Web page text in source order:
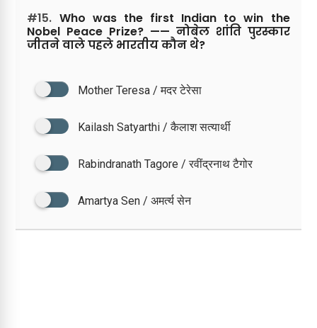
#15. Who was the first Indian to win the
Nobel Peace Prize? —— नोबेल शांति पुरस्कार
जीतने वाले पहले भारतीय कौन थे?
Mother Teresa / मदर टेरेसा
Kailash Satyarthi / कैलाश सत्यार्थी
Rabindranath Tagore / रवींद्रनाथ टैगोर
Amartya Sen / अमर्त्य सेन